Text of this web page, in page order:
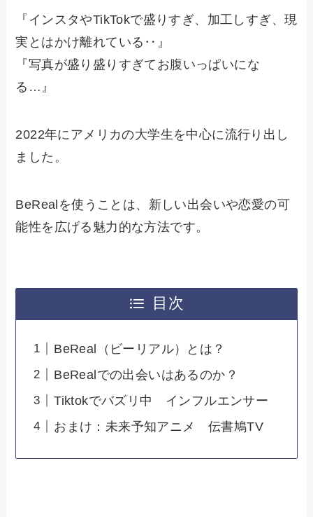
『インスタやTikTokで盛りすぎ、加工しすぎ、現
実とはかけ離れている‥』
『写真が盛り盛りすぎてお腹いっぱいにな
る…』
2022年にアメリカの大学生を中心に流行り出し
ました。
BeRealを使うことは、新しい出会いや恋愛の可
能性を広げる魅力的な方法です。
目次
BeReal（ビーリアル）とは？
BeRealでの出会いはあるのか？
Tiktokでバズリ中 インフルエンサー
おまけ：未来予知アニメ 伝書鳩TV